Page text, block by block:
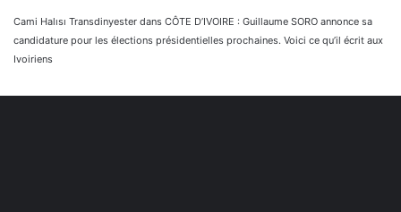
Cami Halısı Transdinyester dans CÔTE D’IVOIRE : Guillaume SORO annonce sa
candidature pour les élections présidentielles prochaines. Voici ce qu’il écrit aux
Ivoiriens